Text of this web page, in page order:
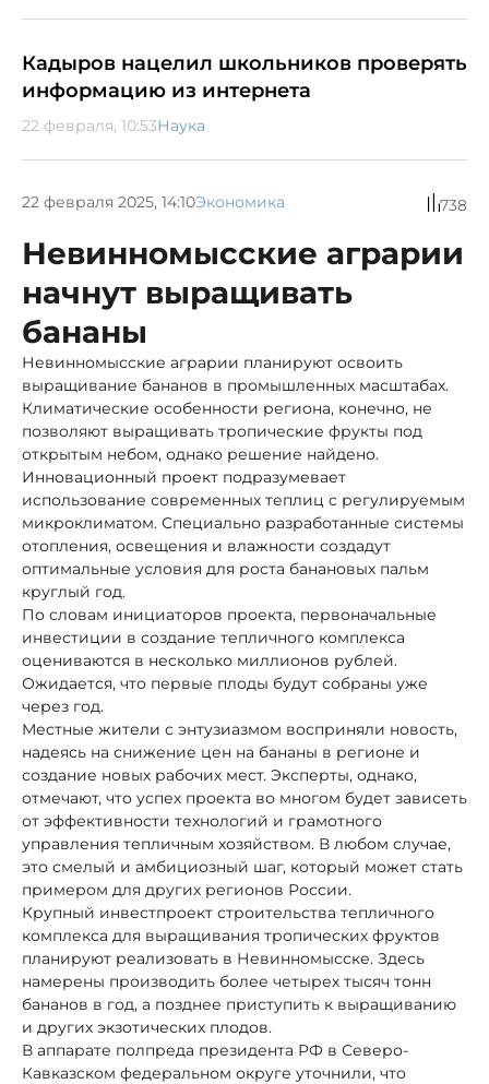
Кадыров нацелил школьников проверять
информацию из интернета
22 февраля, 10:53Наука
22 февраля 2025, 14:10Экономика 738
Невинномысские аграрии
начнут выращивать
бананы
Невинномысские аграрии планируют освоить
выращивание бананов в промышленных масштабах.
Климатические особенности региона, конечно, не
позволяют выращивать тропические фрукты под
открытым небом, однако решение найдено.
Инновационный проект подразумевает
использование современных теплиц с регулируемым
микроклиматом. Специально разработанные системы
отопления, освещения и влажности создадут
оптимальные условия для роста банановых пальм
круглый год.
По словам инициаторов проекта, первоначальные
инвестиции в создание тепличного комплекса
оцениваются в несколько миллионов рублей.
Ожидается, что первые плоды будут собраны уже
через год.
Местные жители с энтузиазмом восприняли новость,
надеясь на снижение цен на бананы в регионе и
создание новых рабочих мест. Эксперты, однако,
отмечают, что успех проекта во многом будет зависеть
от эффективности технологий и грамотного
управления тепличным хозяйством. В любом случае,
это смелый и амбициозный шаг, который может стать
примером для других регионов России.
Крупный инвестпроект строительства тепличного
комплекса для выращивания тропических фруктов
планируют реализовать в Невинномысске. Здесь
намерены производить более четырех тысяч тонн
бананов в год, а позднее приступить к выращиванию
и других экзотических плодов.
В аппарате полпреда президента РФ в Северо-
Кавказском федеральном округе уточнили, что